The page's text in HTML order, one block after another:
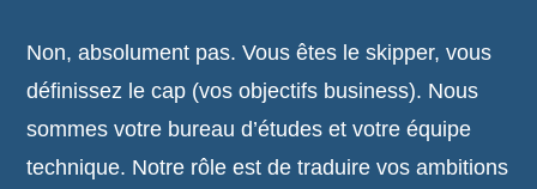
Non, absolument pas. Vous êtes le skipper, vous
définissez le cap (vos objectifs business). Nous
sommes votre bureau d’études et votre équipe
technique. Notre rôle est de traduire vos ambitions